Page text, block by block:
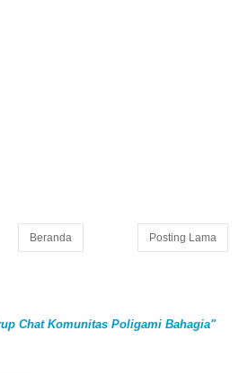
Posting Lama
Beranda
Chat Komunitas Poligami Bahagia"